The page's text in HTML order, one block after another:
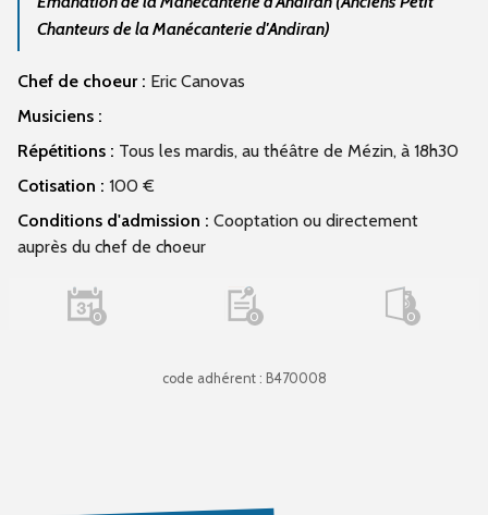
Chanteurs de la Manécanterie d'Andiran)
Chef de choeur : Eric Canovas
Musiciens :
Répétitions : Tous les mardis, au théâtre de Mézin, à 18h30
Cotisation : 100 €
Conditions d'admission : Cooptation ou directement
auprès du chef de choeur
0 0 0
code adhérent : B470008